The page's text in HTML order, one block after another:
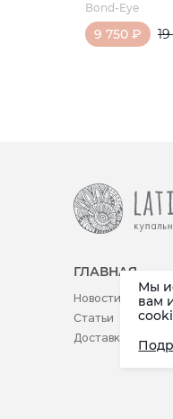
Bond-Eye
9 750 ₽
ГЛАВНАЯ
Новости
Статьи
Доставка (по РФ
Мы
вам